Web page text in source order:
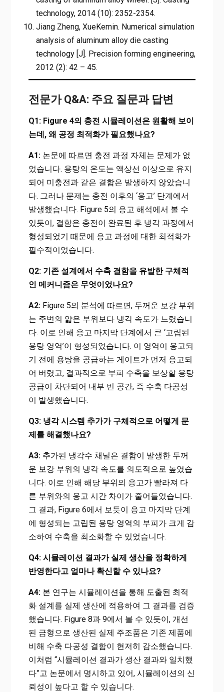
technology, 2014 (10): 2352-2354.
Jiang Zheng, XueKemin. Numerical simulation
analysis of aluminum alloy die casting
technology [J]. Precision forming engineering,
2012 (2): 42 – 45.
전문가 Q&A: 주요 질문과 답변
Q1: Figure 4의 충전 시뮬레이션은 원활해 보이
는데, 왜 공정 최적화가 필요했나요?
A1:논문에 따르면 충전 과정 자체는 문제가 없
었습니다. 용탕의 온도는 액상선 이상으로 유지
되어 미충전과 같은 결함은 발생하지 않았습니
다. 그러나 문제는 충전 이후의 ‘응고’ 단계에서
발생했습니다. Figure 5의 응고 해석에서 볼 수
있듯이, 결함은 충전이 완료된 후 냉각 과정에서
형성되었기 때문에 응고 과정에 대한 최적화가
필수적이었습니다.
Q2: 기존 설계에서 수축 결함을 유발한 구체적
인 메커니즘은 무엇이었나요?
A2:Figure 5의 분석에 따르면, 두꺼운 보강 부위
는 주변의 얇은 부위보다 냉각 속도가 느렸습니
다. 이로 인해 응고 마지막 단계에서 큰 ‘고립된
용탕 영역’이 형성되었습니다. 이 영역이 응고되
기 전에 용탕을 공급하는 게이트가 먼저 응고되
어 버렸고, 결과적으로 부피 수축을 보상할 용탕
공급이 차단되어 내부 빈 공간, 즉 수축 다공성
이 발생했습니다.
Q3: 냉각 시스템 추가가 구체적으로 어떻게 문
제를 해결했나요?
A3:추가된 냉각수 채널은 결함이 발생한 두꺼
운 보강 부위의 냉각 속도를 의도적으로 높였습
니다. 이로 인해 해당 부위의 응고가 빨라져 다
른 부위와의 응고 시간 차이가 줄어들었습니다.
그 결과, Figure 6에서 보듯이 응고 마지막 단계
에 형성되는 고립된 용탕 영역의 부피가 크게 감
소하여 수축을 최소화할 수 있었습니다.
Q4: 시뮬레이션 결과가 실제 생산을 정확하게
반영한다고 얼마나 확신할 수 있나요?
A4:본 연구는 시뮬레이션을 통해 도출된 최적
화 설계를 실제 생산에 적용하여 그 결과를 검증
했습니다. Figure 8과 9에서 볼 수 있듯이, 개선
된 금형으로 생산된 실제 주조품은 기존 제품에
비해 수축 다공성 결함이 현저히 감소했습니다.
이처럼 “시뮬레이션 결과가 생산 결과와 일치했
다”고 논문에서 명시하고 있어, 시뮬레이션의 신
뢰성이 높다고 할 수 있습니다.